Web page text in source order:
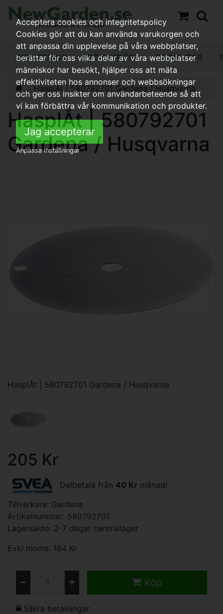
BEVATTNING FRÖN / FRÖER GRÖNYTOR
HasplÅt | 580792701 Gardena / Husqvarna
HasplÅt | 580792701
Gardena / Husqvarna
HasplÅt | 580792701 Gardena / Husqvarna
205 Kr
Delbetala från 40 Kr månad!
Tillverkare: Gardena
Artikelnummer: 580792701
Lagersaldo: 2-7 dagar centrallager
Exkl moms: 164 Kr
Köp
Säkra betalningar
Acceptera cookies och integritetspolicy
Cookies gör att du kan använda varukorgen och
att anpassa din upplevelse på våra webbplatser,
berättar för oss vilka delar av våra webbplatser
människor har besökt, hjälper oss att mäta
effektiviteten hos annonser och webbsökningar
och ger oss insikter om användarbeteende så att
vi kan förbättra vår kommunikation och produkter.
Jag accepterar
Anpassa inställningar